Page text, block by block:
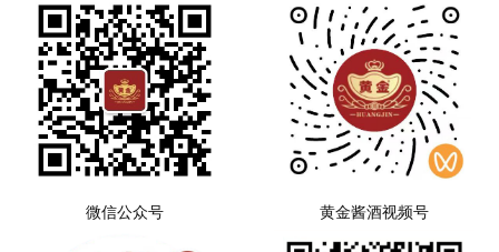
微信公众号 黄金酱酒视频号